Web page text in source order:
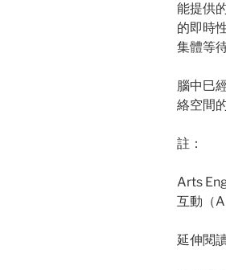
能提供
的即時
集體等
腦中巳
絡空間
註：
Arts
互動（
延伸閱